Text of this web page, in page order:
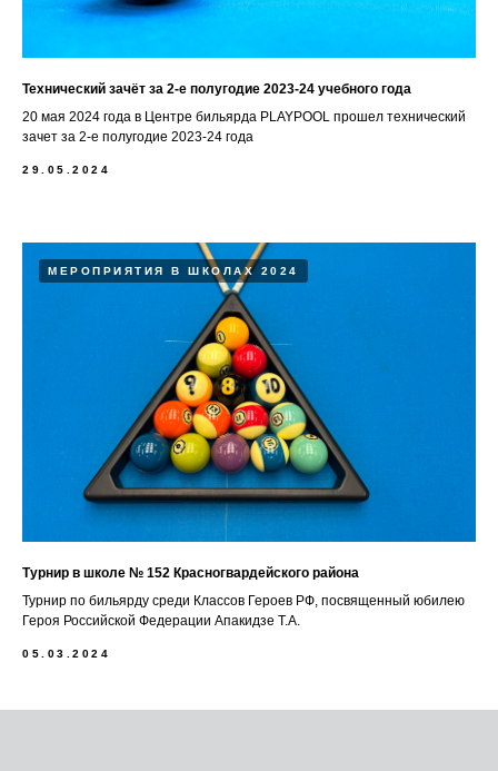
Технический зачёт за 2-е полугодие 2023-24 учебного года
20 мая 2024 года в Центре бильярда PLAYPOOL прошел технический
зачет за 2-е полугодие 2023-24 года
29.05.2024
МЕРОПРИЯТИЯ В ШКОЛАХ 2024
Турнир в школе № 152 Красногвардейского района
Турнир по бильярду среди Классов Героев РФ, посвященный юбилею
Героя Российской Федерации Апакидзе Т.А.
05.03.2024